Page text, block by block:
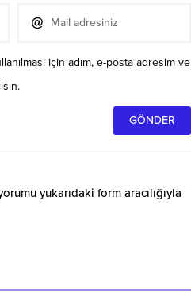
için adım, e-posta adresim ve
yukarıdaki form aracılığıyla